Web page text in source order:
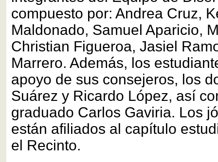
compuesto por: Andrea Cruz,
Maldonado, Samuel Aparicio,
Christian Figueroa, Jasiel
Marrero. Además, los
apoyo de sus consejeros, los
Suárez y Ricardo López, así
graduado Carlos Gaviria. Los
están afiliados al capítulo
el Recinto.